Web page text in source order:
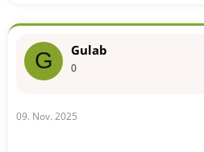
G Gulab
0
09. Nov. 2025